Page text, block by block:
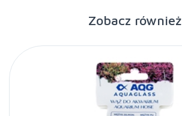
Zobacz również